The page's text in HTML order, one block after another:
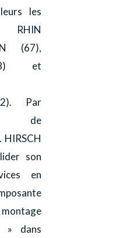
les
(67),
et
Par
de
HIRSCH
son
en
» dans